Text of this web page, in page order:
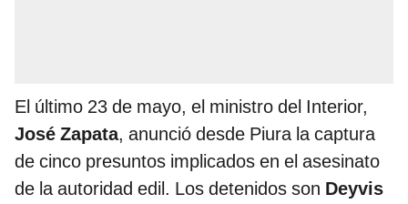
El último 23 de mayo, el ministro del Interior,
José Zapata, anunció desde Piura la captura
de cinco presuntos implicados en el asesinato
de la autoridad edil. Los detenidos son Deyvis